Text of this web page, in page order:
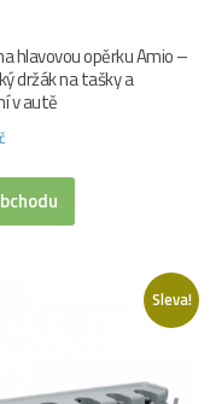
hlavovou opěrku Amio –
držák na tašky a
v autě
Sleva!